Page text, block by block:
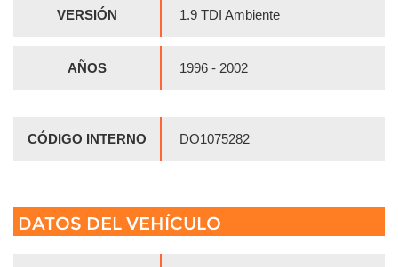
VERSIÓN 1.9 TDI Ambiente
AÑOS 1996 - 2002
CÓDIGO INTERNO DO1075282
DATOS DEL VEHÍCULO